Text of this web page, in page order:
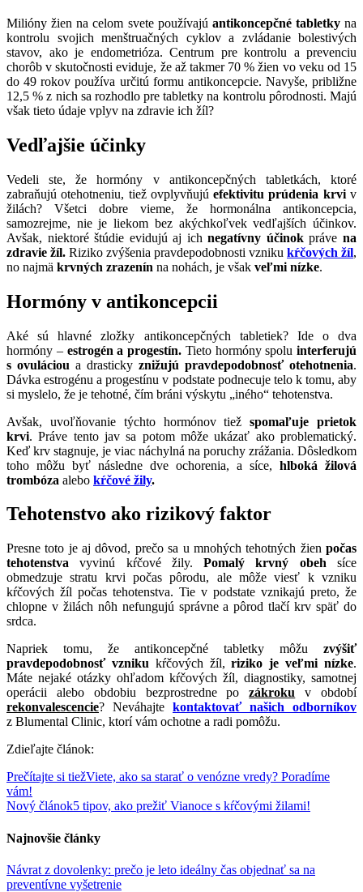
Milióny žien na celom svete používajú antikoncepčné tabletkyna
kontrolu svojich menštruačných cyklov a zvládanie bolestivých
stavov, ako je endometrióza. Centrum pre kontrolu a prevenciu
chorôb v skutočnosti eviduje, že až takmer 70 % žien vo veku od 15
do 49 rokov používa určitú formu antikoncepcie. Navyše, približne
12,5 % z nich sa rozhodlo pre tabletky na kontrolu pôrodnosti. Majú
však tieto údaje vplyv na zdravie ich žíl?
Vedľajšie účinky
Vedeli ste, že hormóny v antikoncepčných tabletkách, ktoré
zabraňujú otehotneniu, tiež ovplyvňujúefektivitu prúdenia krviv
žilách? Všetci dobre vieme, že hormonálna antikoncepcia,
samozrejme, nie je liekom bez akýchkoľvek vedľajších účinkov.
Avšak, niektoré štúdie evidujú aj ichnegatívny účinokprávena
zdravie žíl. Riziko zvýšenia pravdepodobnosti vzniku kŕčových žíl,
no najmä krvných zrazenín na nohách, je však veľmi nízke.
Hormóny v antikoncepcii
Aké sú hlavné zložky antikoncepčných tabletiek? Ide o dva
hormóny – estrogén a progestín. Tieto hormóny spolu interferujú
s ovuláciou a drasticky znižujú pravdepodobnosť otehotnenia.
Dávka estrogénu a progestínu v podstate podnecuje telo k tomu, aby
si myslelo, že je tehotné, čím bráni výskytu „iného“ tehotenstva.
Avšak, uvoľňovanie týchto hormónov tiežspomaľuje prietok
krvi. Práve tento jav sa potom môže ukázať ako problematický.
Keď krv stagnuje, je viac náchylná na poruchy zrážania. Dôsledkom
toho môžu byť následne dve ochorenia, a síce, hlboká žilová
trombóza alebo kŕčové žily.
Tehotenstvo ako rizikový faktor
Presne toto je aj dôvod, prečo sa u mnohých tehotných žien počas
tehotenstva vyvinú kŕčové žily.Pomalý krvný obeh síce
obmedzuje stratu krvi počas pôrodu, ale môže viesť k vzniku
kŕčových žíl počas tehotenstva. Tie v podstate vznikajú preto, že
chlopne v žilách nôh nefungujú správne a pôrod tlačí krv späť do
srdca.
Napriek tomu, že antikoncepčné tabletky môžu zvýšiť
pravdepodobnosť vzniku kŕčových žíl,riziko je veľmi nízke.
Máte nejaké otázky ohľadom kŕčových žíl, diagnostiky, samotnej
operácii alebo obdobiu bezprostredne pozákroku v období
rekonvalescencie? Neváhajte kontaktovať našich odborníkov
z Blumental Clinic, ktorí vám ochotne a radi pomôžu.
Zdieľajte článok:
Prečítajte si tiežViete, ako sa starať o venózne vredy? Poradíme
vám!
Nový článok5 tipov, ako prežiť Vianoce s kŕčovými žilami!
Najnovšie články
Návrat z dovolenky: prečo je leto ideálny čas objednať sa na
preventívne vyšetrenie